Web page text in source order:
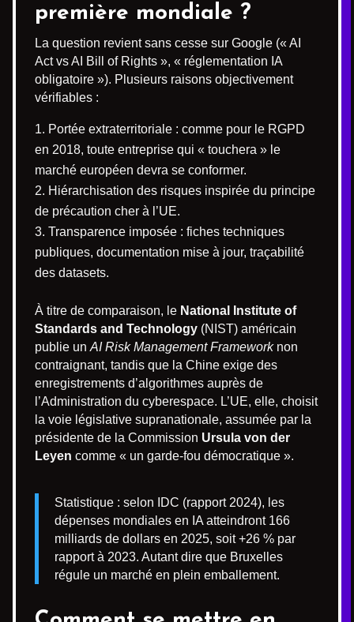
première mondiale ?
La question revient sans cesse sur Google (« AI
Act vs AI Bill of Rights », « réglementation IA
obligatoire »). Plusieurs raisons objectivement
vérifiables :
Portée extraterritoriale : comme pour le RGPD
en 2018, toute entreprise qui « touchera » le
marché européen devra se conformer.
Hiérarchisation des risques inspirée du principe
de précaution cher à l’UE.
Transparence imposée : fiches techniques
publiques, documentation mise à jour, traçabilité
des datasets.
À titre de comparaison, le National Institute of
Standards and Technology (NIST) américain
publie un AI Risk Management Frameworknon
contraignant, tandis que la Chine exige des
enregistrements d’algorithmes auprès de
l’Administration du cyberespace. L’UE, elle, choisit
la voie législative supranationale, assumée par la
présidente de la Commission Ursula von der
Leyen comme « un garde-fou démocratique ».
Statistique : selon IDC (rapport 2024), les
dépenses mondiales en IA atteindront 166
milliards de dollars en 2025, soit +26 % par
rapport à 2023. Autant dire que Bruxelles
régule un marché en plein emballement.